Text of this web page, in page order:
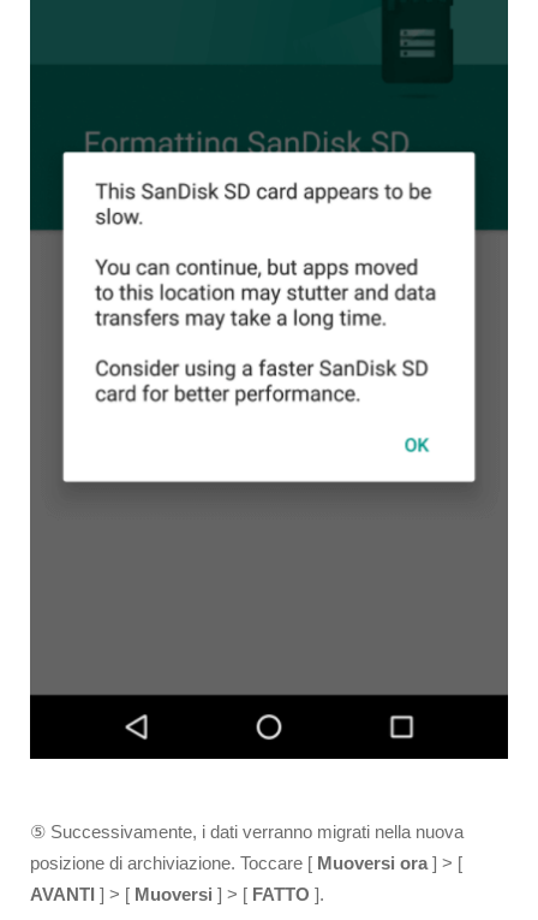
⑤ Successivamente, i dati verranno migrati nella nuova
posizione di archiviazione. Toccare [ Muoversi ora ] > [
AVANTI ] > [ Muoversi ] > [ FATTO ].